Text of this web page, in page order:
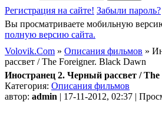
Регистрация на сайте! Забыли пароль?
Вы просматриваете мобильную
полную версию сайта.
Volovik.Com » Описания фильмов »
рассвет / The Foreigner. Black Dawn
Иностранец 2. Черный рассвет /
Категория: Описания фильмов
автор: admin | 17-11-2012, 02:37 |